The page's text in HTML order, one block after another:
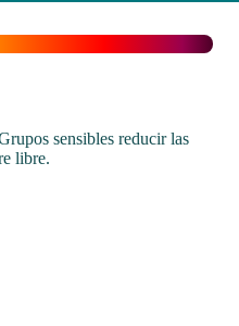
sensibles reducir las
libre.